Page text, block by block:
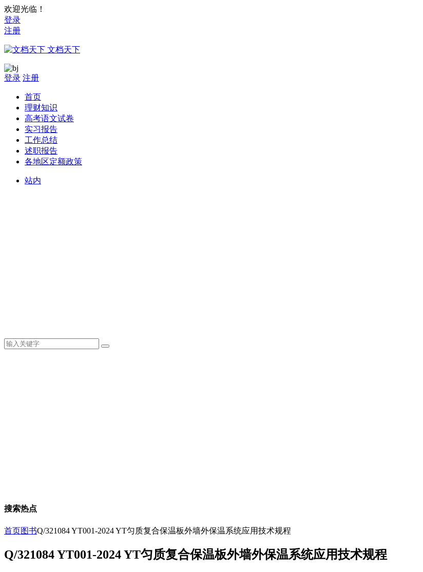
欢迎光临！
登录
注册
文档天下
登录 注册
首页
理财知识
高考语文试卷
实习报告
工作总结
述职报告
各地区定额政策
站内
搜索热点
首页图书Q/321084 YT001-2024 YT匀质复合保温板外墙外保温系统应用技术规程
Q/321084 YT001-2024 YT匀质复合保温板外墙外保温系统应用技术规程